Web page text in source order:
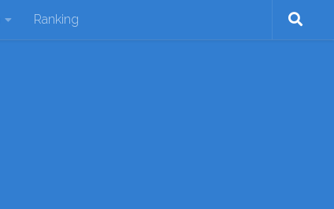
Ranking